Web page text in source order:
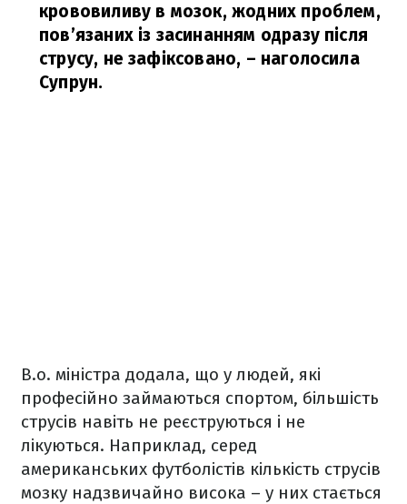
крововиливу в мозок, жодних проблем,
пов’язаних із засинанням одразу після
струсу, не зафіксовано, – наголосила
Супрун.
В.о. міністра додала, що у людей, які
професійно займаються спортом, більшість
струсів навіть не реєструються і не
лікуються. Наприклад, серед
американських футболістів кількість струсів
мозку надзвичайно висока – у них стається